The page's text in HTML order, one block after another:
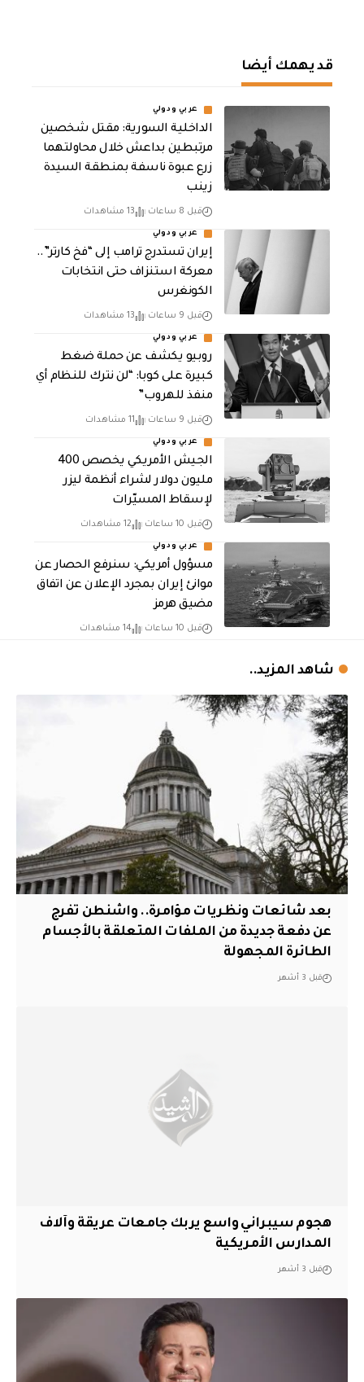
قد يهمك أيضا
عربي ودولي
الداخلية السورية: مقتل شخصين
مرتبطين بداعش خلال محاولتهما
زرع عبوة ناسفة بمنطقة السيدة
زينب
قبل 8 ساعات 13 مشاهدات
عربي ودولي
إيران تستدرج ترامب إلى “فخ كارتر”..
معركة استنزاف حتى انتخابات
الكونغرس
قبل 9 ساعات 13 مشاهدات
عربي ودولي
روبيو يكشف عن حملة ضغط
كبيرة على كوبا: “لن نترك للنظام أي
منفذ للهروب”
قبل 9 ساعات 11 مشاهدات
عربي ودولي
الجيش الأمريكي يخصص 400
مليون دولار لشراء أنظمة ليزر
لإسقاط المسيّرات
قبل 10 ساعات 12 مشاهدات
عربي ودولي
مسؤول أمريكي: سنرفع الحصار عن
موانئ إيران بمجرد الإعلان عن اتفاق
مضيق هرمز
قبل 10 ساعات 14 مشاهدات
شاهد المزيد..
بعد شائعات ونظريات مؤامرة.. واشنطن تفرج
عن دفعة جديدة من الملفات المتعلقة بالأجسام
الطائرة المجهولة
قبل 3 أشهر
هجوم سيبراني واسع يربك جامعات عريقة وآلاف
المدارس الأمريكية
قبل 3 أشهر